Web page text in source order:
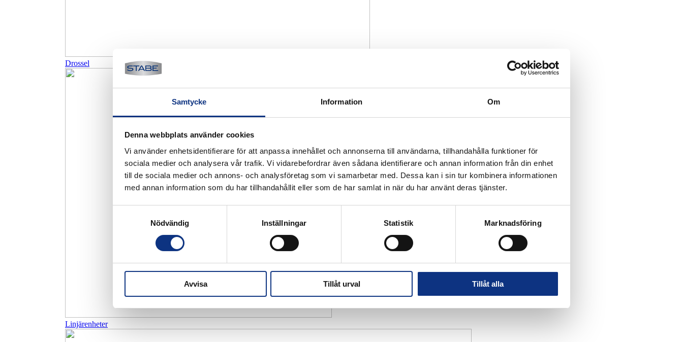
Samtycke Information Om
Denna webbplats använder cookies
Vi använder enhetsidentifierare för att anpassa innehållet och annonserna till användarna, tillhandahålla funktioner för
sociala medier och analysera vår trafik. Vi vidarebefordrar även sådana identifierare och annan information från din enhet
till de sociala medier och annons- och analysföretag som vi samarbetar med. Dessa kan i sin tur kombinera informationen
med annan information som du har tillhandahållit eller som de har samlat in när du har använt deras tjänster.
Nödvändig
Inställningar Statistik Marknadsföring
Avvisa Tillåt urval Tillåt alla
Drossel
Linjärenheter